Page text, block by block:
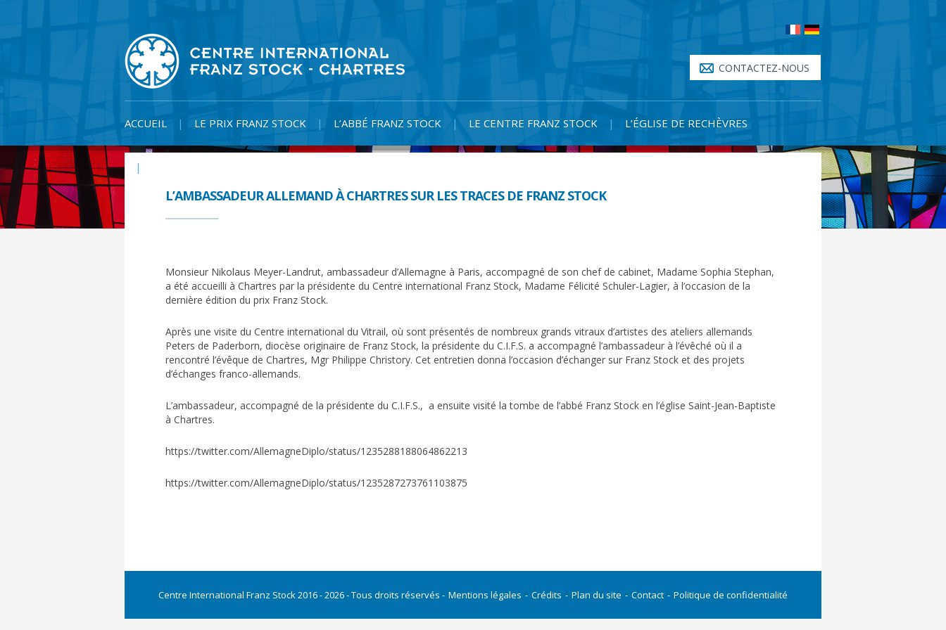
ACCUEIL LE PRIX FRANZ STOCK L’ABBÉ FRANZ STOCK LE CENTRE FRANZ STOCK L’ÉGLISE DE RECHÈVRES
CONTACTEZ-NOUS
L’AMBASSADEUR ALLEMAND À CHARTRES SUR LES TRACES DE FRANZ STOCK
Monsieur Nikolaus Meyer-Landrut, ambassadeur d’Allemagne à Paris, accompagné de son chef de cabinet, Madame Sophia Stephan,
a été accueilli à Chartres par la présidente du Centre international Franz Stock, Madame Félicité Schuler-Lagier, à l’occasion de la
dernière édition du prix Franz Stock.
Après une visite du Centre international du Vitrail, où sont présentés de nombreux grands vitraux d’artistes des ateliers allemands
Peters de Paderborn, diocèse originaire de Franz Stock, la présidente du C.I.F.S. a accompagné l’ambassadeur à l’évêché où il a
rencontré l’évêque de Chartres, Mgr Philippe Christory. Cet entretien donna l’occasion d’échanger sur Franz Stock et des projets
d’échanges franco-allemands.
L’ambassadeur, accompagné de la présidente du C.I.F.S., a ensuite visité la tombe de l’abbé Franz Stock en l’église Saint-Jean-Baptiste
à Chartres.
https://twitter.com/AllemagneDiplo/status/1235288188064862213
https://twitter.com/AllemagneDiplo/status/1235287273761103875
Centre International Franz Stock 2016 - 2026 - Tous droits réservés Mentions légales Crédits Plan du site Contact Politique de confidentialité